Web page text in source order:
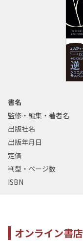
書名
監修・編集・著者名
出版社名
出版年月日
定価
判型・ページ数
ISBN
オンライン書店